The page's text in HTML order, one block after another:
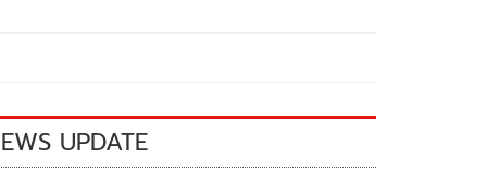
UPDATE